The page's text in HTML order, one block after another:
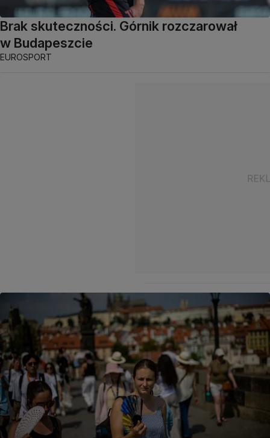
Brak skuteczności. Górnik rozczarował
w Budapeszcie
EUROSPORT